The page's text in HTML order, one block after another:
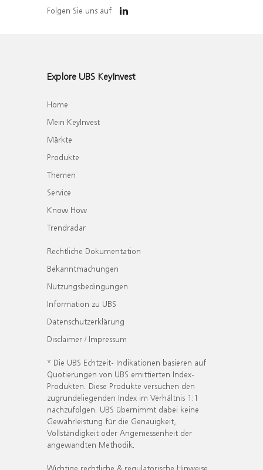
Folgen Sie uns auf
Explore UBS KeyInvest
Home
Mein KeyInvest
Märkte
Produkte
Themen
Service
Know How
Trendradar
Rechtliche Dokumentation
Bekanntmachungen
Nutzungsbedingungen
Information zu UBS
Datenschutzerklärung
Disclaimer / Impressum
* Die UBS Echtzeit- Indikationen basieren auf
Quotierungen von UBS emittierten Index-
Produkten. Diese Produkte versuchen den
zugrundeliegenden Index im Verhältnis 1:1
nachzufolgen. UBS übernimmt dabei keine
Gewährleistung für die Genauigkeit,
Vollständigkeit oder Angemessenheit der
angewandten Methodik.